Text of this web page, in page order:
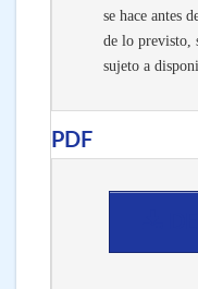
se hace antes
de lo previsto,
sujeto a
PDF